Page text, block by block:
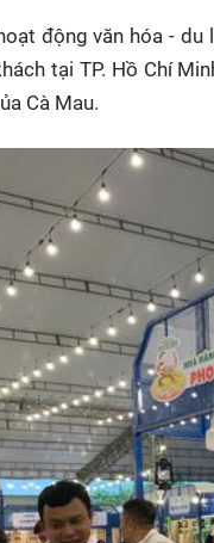
Bé xem gì
Mái ấm gia
Các show
Các chương
động văn hóa -
tại TP. Hồ Chí
Cà Mau.